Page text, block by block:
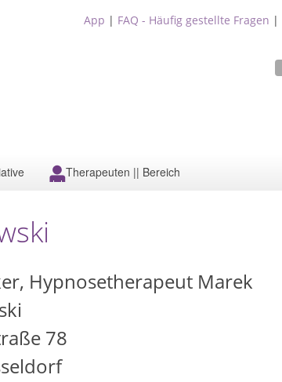
App | FAQ - Häufig gestellte Fragen |
Therapeuten || Bereich
Hypnosetherapeut Marek
78